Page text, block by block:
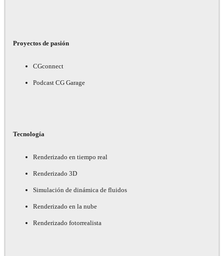
Proyectos de pasión
CGconnect
Podcast CG Garage
Tecnología
Renderizado en tiempo real
Renderizado 3D
Simulación de dinámica de fluidos
Renderizado en la nube
Renderizado fotorrealista